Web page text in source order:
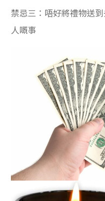
禁忌三：唔好將禮物送
人嘅事